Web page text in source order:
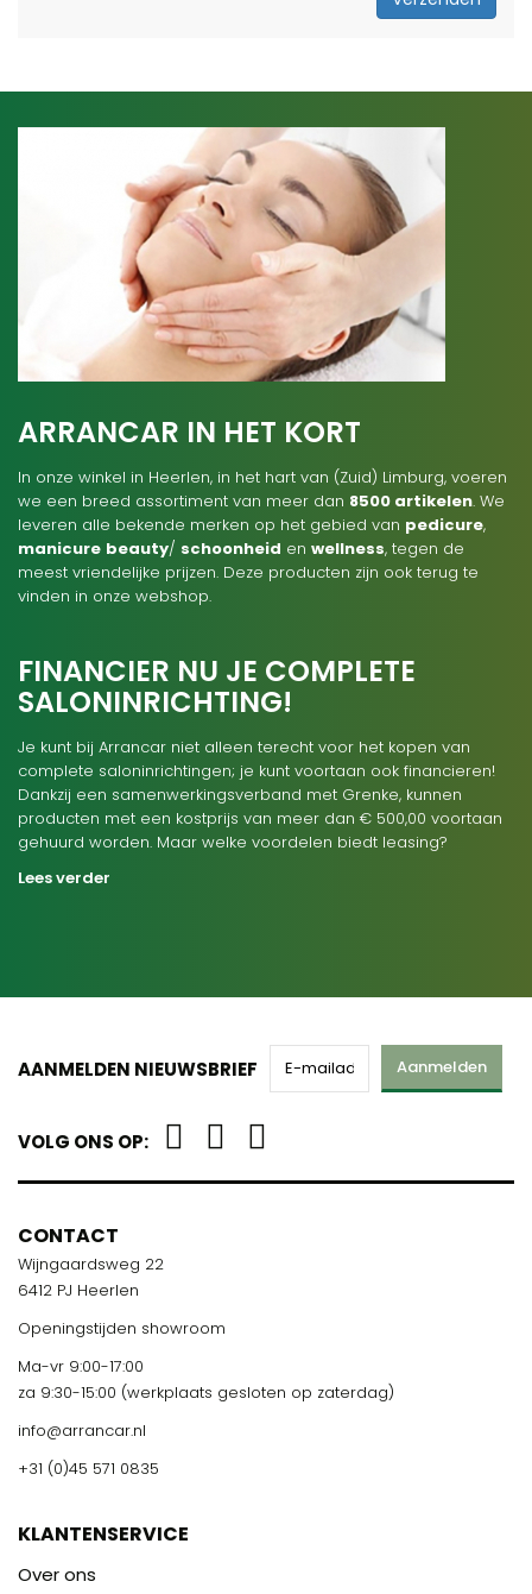
ARRANCAR IN HET KORT
In onze winkel in Heerlen, in het hart van (Zuid) Limburg, voeren
we een breed assortiment van meer dan 8500 artikelen. We
leveren alle bekende merken op het gebied van pedicure,
manicure beauty/ schoonheid en wellness, tegen de
meest vriendelijke prijzen. Deze producten zijn ook terug te
vinden in onze webshop.
FINANCIER NU JE COMPLETE
SALONINRICHTING!
Je kunt bij Arrancar niet alleen terecht voor het kopen van
complete saloninrichtingen; je kunt voortaan ook financieren!
Dankzij een samenwerkingsverband met Grenke, kunnen
producten met een kostprijs van meer dan € 500,00 voortaan
gehuurd worden. Maar welke voordelen biedt leasing?
Lees verder
AANMELDEN NIEUWSBRIEF Aanmelden
VOLG ONS OP:
CONTACT
Wijngaardsweg 22
6412 PJ Heerlen
Openingstijden showroom
Ma-vr 9:00-17:00
za 9:30-15:00 (werkplaats gesloten op zaterdag)
info@arrancar.nl
+31 (0)45 571 0835
KLANTENSERVICE
Over ons